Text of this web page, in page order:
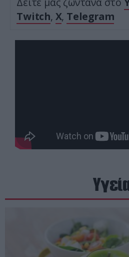
Twitch, X, Telegram